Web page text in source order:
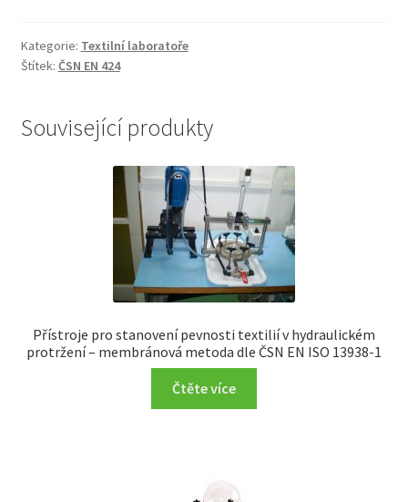
Kategorie: Textilní laboratoře
Štítek: ČSN EN 424
Související produkty
Přístroje pro stanovení pevnosti textilií v hydraulickém
protržení – membránová metoda dle ČSN EN ISO 13938-1
Čtěte více